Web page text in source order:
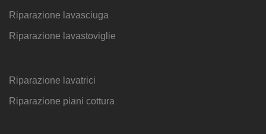
Riparazione lavasciuga
Riparazione lavastoviglie
Riparazione lavatrici
Riparazione piani cottura